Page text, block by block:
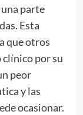
una parte
Esta
que otros
clínico por su
peor
y las
ocasionar.